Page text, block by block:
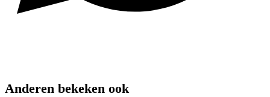
Anderen bekeken ook